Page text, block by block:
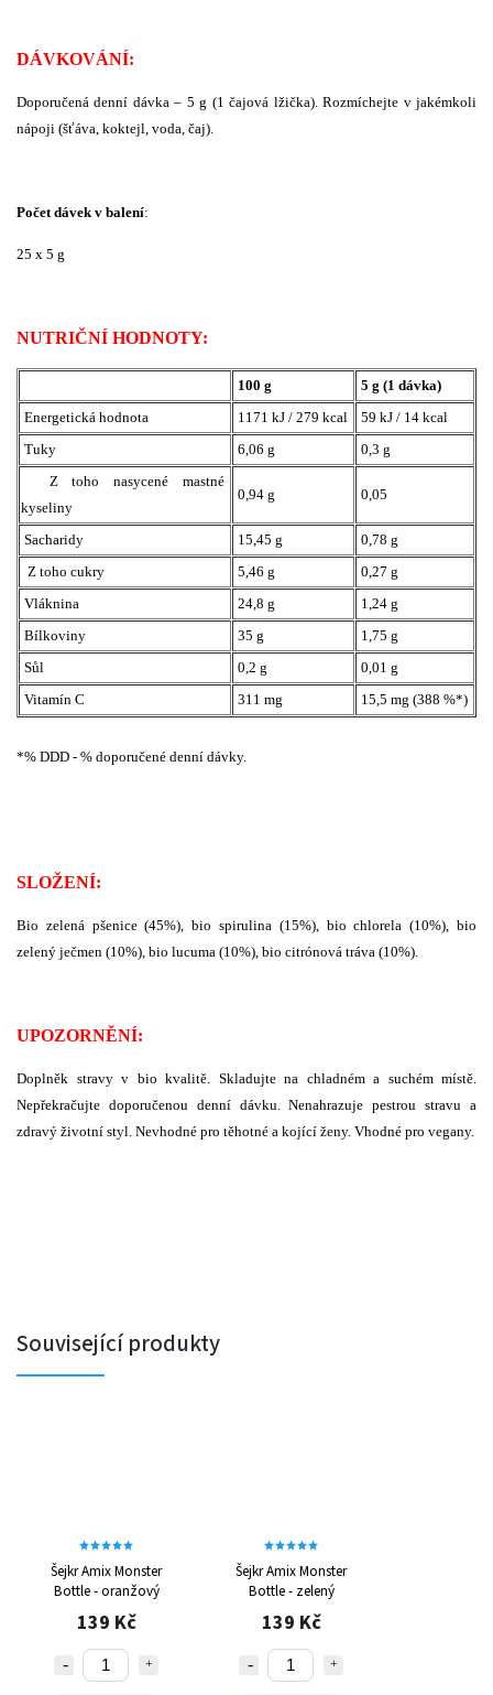
DÁVKOVÁNÍ:
Doporučená denní dávka – 5 g (1 čajová lžička). Rozmíchejte v jakémkoli
nápoji (šťáva, koktejl, voda, čaj).
Počet dávek v balení:
25 x 5 g
NUTRIČNÍ HODNOTY:
100 g
5 g (1 dávka)
Energetická hodnota
1171 kJ / 279 kcal
59 kJ / 14 kcal
Tuky
6,06 g
0,3 g
Z toho nasycené mastné
kyseliny
0,94 g 0,05
Sacharidy 15,45 g
0,78 g
Z toho cukry
5,46 g
0,27 g
Vláknina
24,8 g
1,24 g
Bílkoviny
35 g
1,75 g
Sůl
0,2 g
0,01 g
Vitamín C
311 mg 15,5 mg (388 %*)
*% DDD - % doporučené denní dávky.
SLOŽENÍ:
Bio zelená pšenice (45%), bio spirulina (15%), bio chlorela (10%), bio
zelený ječmen (10%), bio lucuma (10%), bio citrónová tráva (10%).
UPOZORNĚNÍ:
Doplněk stravy v bio kvalitě. Skladujte na chladném a suchém místě.
Nepřekračujte doporučenou denní dávku. Nenahrazuje pestrou stravu a
zdravý životní styl. Nevhodné pro těhotné a kojící ženy. Vhodné pro vegany.
Související produkty
Šejkr Amix Monster
Bottle - oranžový
139 Kč
Šejkr Amix Monster
Bottle - zelený
139 Kč